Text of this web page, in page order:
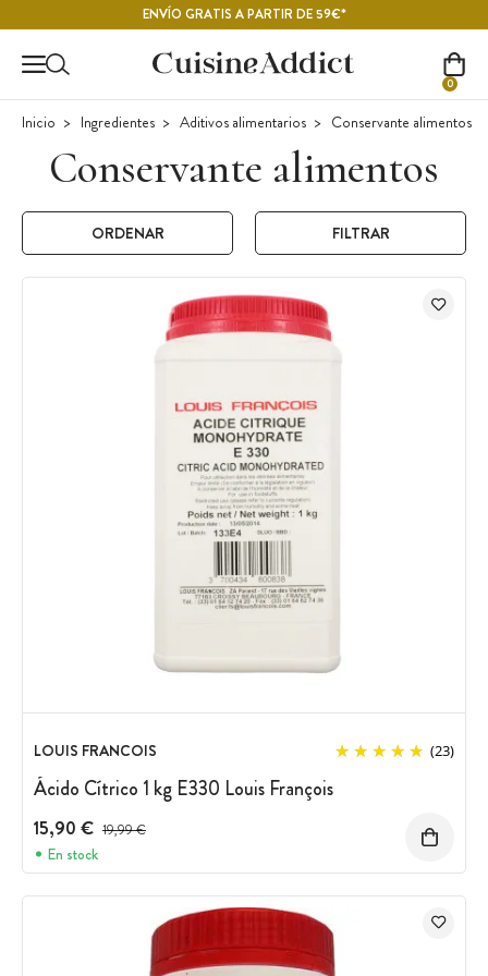
ENVÍO GRATIS A PARTIR DE 59€*
0
Inicio Ingredientes Aditivos alimentarios Conservante alimentos
Conservante alimentos
ORDENAR FILTRAR
LOUIS FRANCOIS (23)
Ácido Cítrico 1 kg E330 Louis François
15,90 € Precio antes del descuento
19,99 €
En stock